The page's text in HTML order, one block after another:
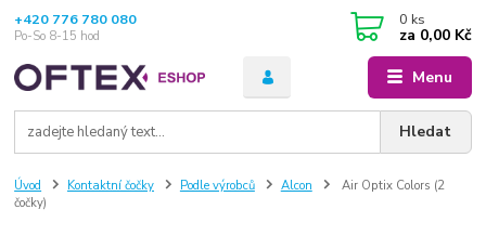
Menu
Hledat
+420 776 780 080
Po-So 8-15 hod
0 ks
za 0,00 Kč
Úvod Kontaktní čočky Podle výrobců Alcon
Air Optix Colors (2
čočky)